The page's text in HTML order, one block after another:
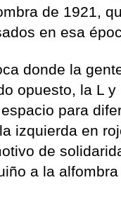
de 1921,
en esa
donde la
opuesto, la L y
para
izquierda en
de
a la alfombra